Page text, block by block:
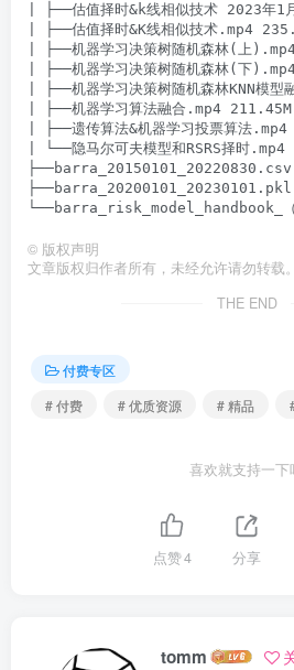
| ├──估值择时&k线相似技术 2023年
| ├──估值择时&K线相似技术.mp4
| ├──机器学习决策树随机森林(上
| ├──机器学习决策树随机森林(下
| ├──机器学习决策树随机森林KNN模
| ├──机器学习算法融合.mp4 211.45M
| ├──遗传算法&机器学习投票算法
| └──隐马尔可夫模型和RSRS择时
© 版权声明
文章版权归作者所有，未经允许请勿转载。
THE END
付费专区
# 付费
# 优质资源 # 精品
喜欢就支持一下
点赞4 分享
tomm